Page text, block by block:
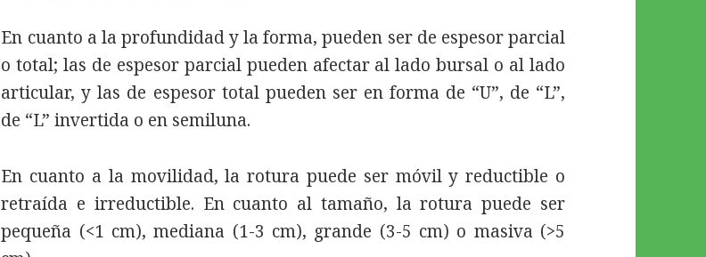
En cuanto a la profundidad y la forma, pueden ser de espesor parcial
o total; las de espesor parcial pueden afectar al lado bursal o al lado
articular, y las de espesor total pueden ser en forma de “U”, de “L”,
de “L” invertida o en semiluna.
En cuanto a la movilidad, la rotura puede ser móvil y reductible o
retraída e irreductible. En cuanto al tamaño, la rotura puede ser
pequeña (<1 cm), mediana (1-3 cm), grande (3-5 cm) o masiva (>5